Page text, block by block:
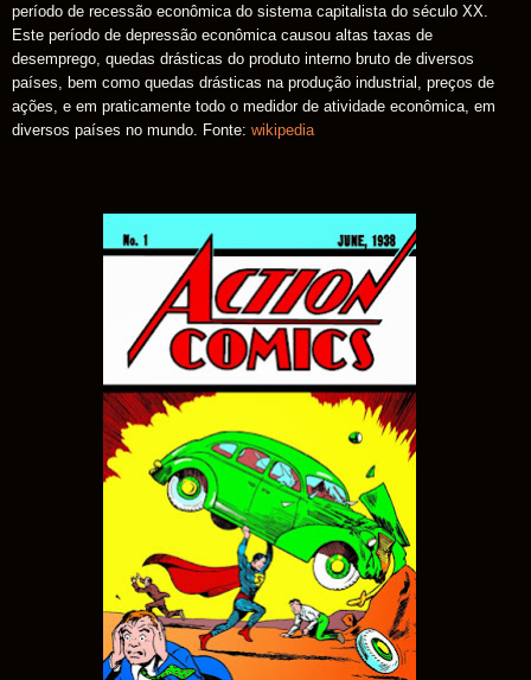
período de recessão econômica do sistema capitalista do século XX.
Este período de depressão econômica causou altas taxas de
desemprego, quedas drásticas do produto interno bruto de diversos
países, bem como quedas drásticas na produção industrial, preços de
ações, e em praticamente todo o medidor de atividade econômica, em
diversos países no mundo. Fonte: wikipedia